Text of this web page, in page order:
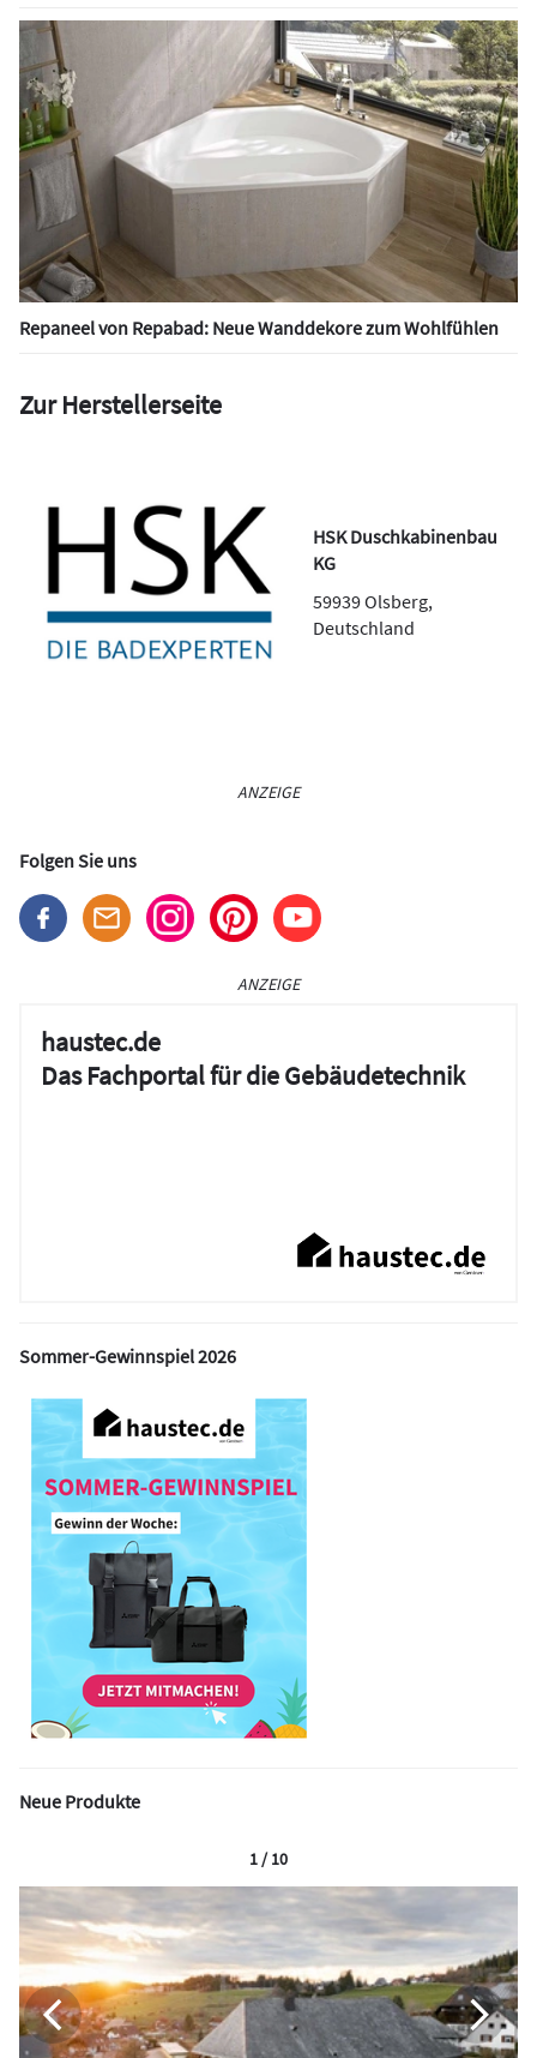
Repaneel von Repabad: Neue Wanddekore zum Wohlfühlen
Zur Herstellerseite
HSK Duschkabinenbau
KG
59939Olsberg,
Deutschland
ANZEIGE
Folgen Sie uns
ANZEIGE
haustec.de
Das Fachportal für die Gebäudetechnik
Sommer-Gewinnspiel 2026
Neue Produkte
1 / 10